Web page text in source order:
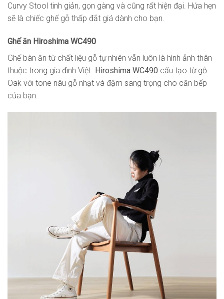
Curvy Stool tinh giản, gọn gàng và cũng rất hiện đại. Hứa hẹn
sẽ là chiếc ghế gỗ thấp đắt giá dành cho bạn.
Ghế ăn Hiroshima WC490
Ghế bàn ăn từ chất liệu gỗ tự nhiên vẫn luôn là hình ảnh thân
thuộc trong gia đình Việt. Hiroshima WC490 cấu tạo từ gỗ
Oak với tone nâu gỗ nhạt và đậm sang trọng cho căn bếp
của bạn.